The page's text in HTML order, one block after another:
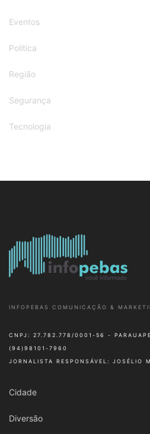
Eventos
Política
Região
Segurança
Tecnologia
INFOPEBAS COMUNICAÇÃO &
CNPJ: 27.782.778/0001-56 -
(94)98101-7960
JORNALISTA RESPONSÁVEL: JOSÉLIO
Cidade
Diversão